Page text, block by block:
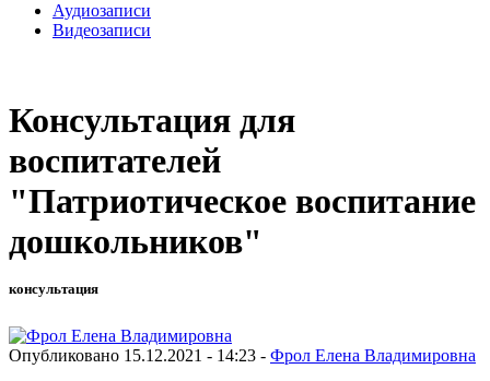
Аудиозаписи
Видеозаписи
Консультация для
воспитателей
"Патриотическое воспитание
дошкольников"
консультация
Опубликовано 15.12.2021 - 14:23 - Фрол Елена Владимировна